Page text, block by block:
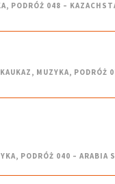
, PODRÓŻ 048 –
, MUZYKA, PODRÓŻ
, PODRÓŻ 040 – ARABIA